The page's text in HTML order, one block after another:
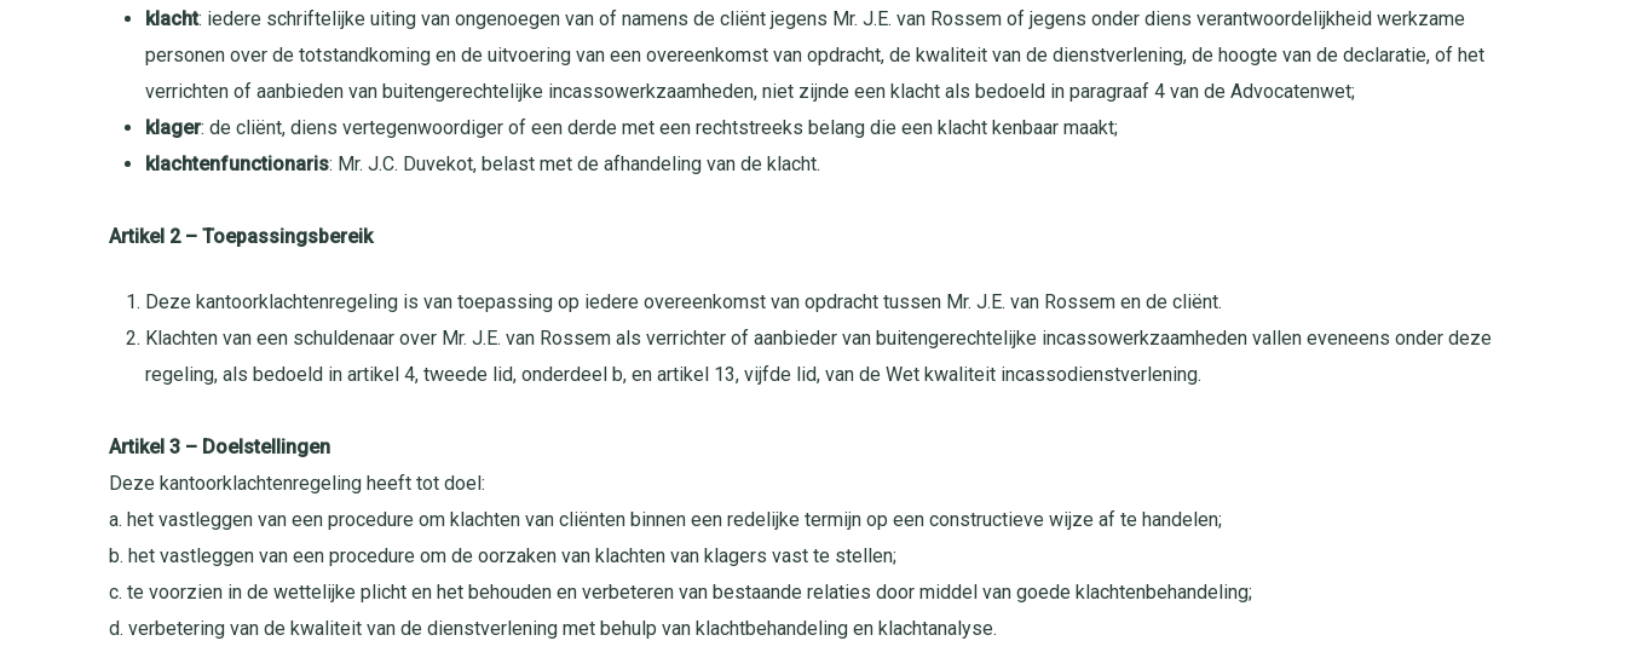
klacht: iedere schriftelijke uiting van ongenoegen van of namens de cliënt jegens Mr. J.E. van Rossem of jegens onder diens verantwoordelijkheid werkzame
personen over de totstandkoming en de uitvoering van een overeenkomst van opdracht, de kwaliteit van de dienstverlening, de hoogte van de declaratie, of het
verrichten of aanbieden van buitengerechtelijke incassowerkzaamheden, niet zijnde een klacht als bedoeld in paragraaf 4 van de Advocatenwet;
klager: de cliënt, diens vertegenwoordiger of een derde met een rechtstreeks belang die een klacht kenbaar maakt;
klachtenfunctionaris: Mr. J.C. Duvekot, belast met de afhandeling van de klacht.
Artikel 2 – Toepassingsbereik
Deze kantoorklachtenregeling is van toepassing op iedere overeenkomst van opdracht tussen Mr. J.E. van Rossem en de cliënt.
Klachten van een schuldenaar over Mr. J.E. van Rossem als verrichter of aanbieder van buitengerechtelijke incassowerkzaamheden vallen eveneens onder deze
regeling, als bedoeld in artikel 4, tweede lid, onderdeel b, en artikel 13, vijfde lid, van de Wet kwaliteit incassodienstverlening.
Artikel 3 – Doelstellingen
Deze kantoorklachtenregeling heeft tot doel:
a. het vastleggen van een procedure om klachten van cliënten binnen een redelijke termijn op een constructieve wijze af te handelen;
b. het vastleggen van een procedure om de oorzaken van klachten van klagers vast te stellen;
c. te voorzien in de wettelijke plicht en het behouden en verbeteren van bestaande relaties door middel van goede klachtenbehandeling;
d. verbetering van de kwaliteit van de dienstverlening met behulp van klachtbehandeling en klachtanalyse.